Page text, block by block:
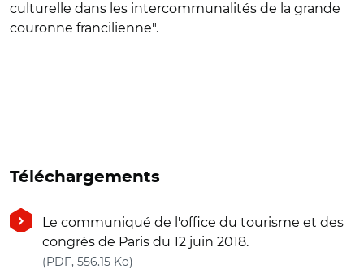
culturelle dans les intercommunalités de la grande
couronne francilienne".
Téléchargements
Le communiqué de l'office du tourisme et des
congrès de Paris du 12 juin 2018.
(PDF, 556.15 Ko)